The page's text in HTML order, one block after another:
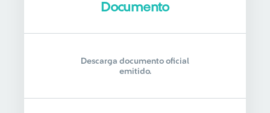
Documento
Descarga documento oficial
emitido.